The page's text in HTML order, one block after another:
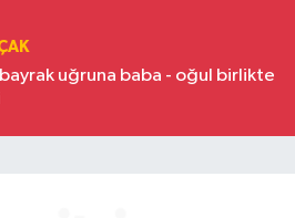
uğruna baba - oğul birlikte